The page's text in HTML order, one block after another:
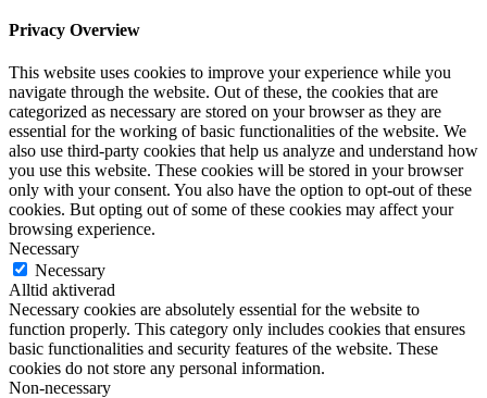
Privacy Overview
This website uses cookies to improve your experience while you
navigate through the website. Out of these, the cookies that are
categorized as necessary are stored on your browser as they are
essential for the working of basic functionalities of the website. We
also use third-party cookies that help us analyze and understand how
you use this website. These cookies will be stored in your browser
only with your consent. You also have the option to opt-out of these
cookies. But opting out of some of these cookies may affect your
browsing experience.
Necessary
Necessary
Alltid aktiverad
Necessary cookies are absolutely essential for the website to
function properly. This category only includes cookies that ensures
basic functionalities and security features of the website. These
cookies do not store any personal information.
Non-necessary